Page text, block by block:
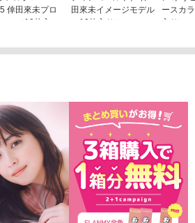
倖田來未プロ
ス （10枚入
円(税込)
田來未イメージモデル
（10枚入り）
ースカ
入り）